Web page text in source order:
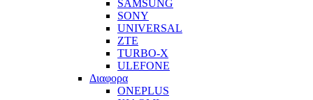
SAMSUNG
SONY
UNIVERSAL
ZTE
TURBO-X
ULEFONE
Διαφορα
ONEPLUS